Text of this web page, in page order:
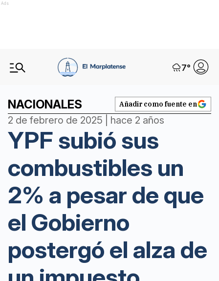
Ads
7°
NACIONALES Añadir como fuente en
2 de febrero de 2025 | hace 2 años
YPF subió sus
combustibles un
2% a pesar de que
el Gobierno
postergó el alza de